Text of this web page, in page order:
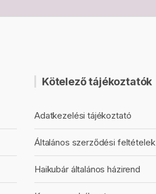
Kötelező tájékoztatók
Adatkezelési tájékoztató
Általános szerződési feltételek
Haikubár általános házirend